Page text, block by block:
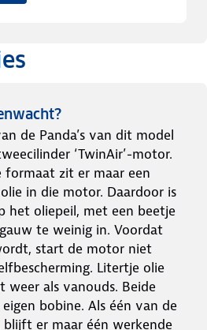
de Panda’s van dit model
‘TwinAir’-motor.
formaat zit er maar een
in die motor. Daardoor is
het oliepeil, met een beetje
te weinig in. Voordat
start de motor niet
Litertje olie
weer als vanouds. Beide
bobine. Als één van de
er maar één werkende